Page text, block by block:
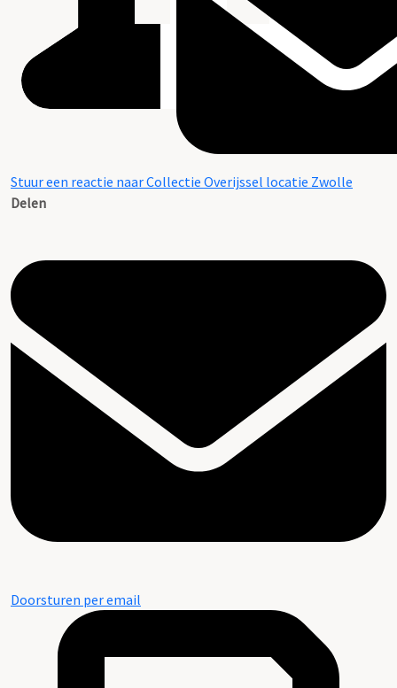
Stuur een reactie naar Collectie Overijssel locatie Zwolle
Delen
Doorsturen per email